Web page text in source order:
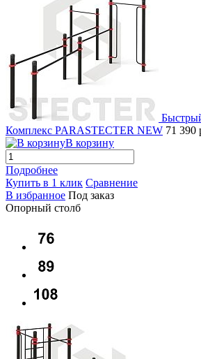
Комплекс PARASTECTER NEW 71 390
В корзину
Подробнее
Купить в 1 клик Сравнение
В избранное Под заказ
Опорный столб